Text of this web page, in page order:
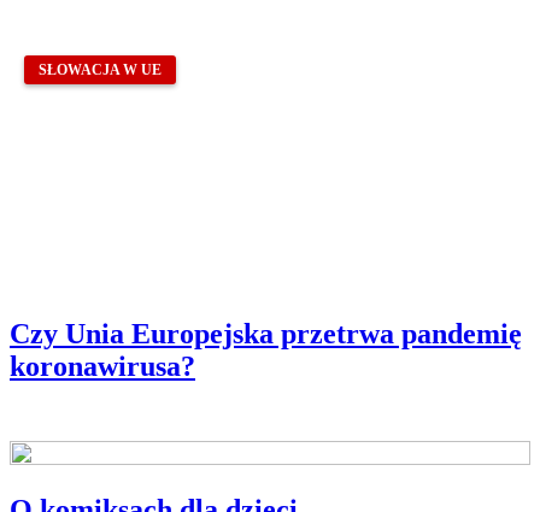
SŁOWACJA W UE
Czy Unia Europejska przetrwa pandemię
koronawirusa?